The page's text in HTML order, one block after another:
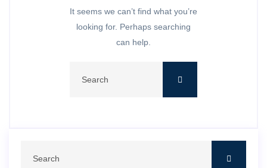
It seems we can’t find what you’re
looking for. Perhaps searching
can help.